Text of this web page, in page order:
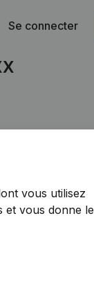
Se connecter
vous utilisez
et vous donne le